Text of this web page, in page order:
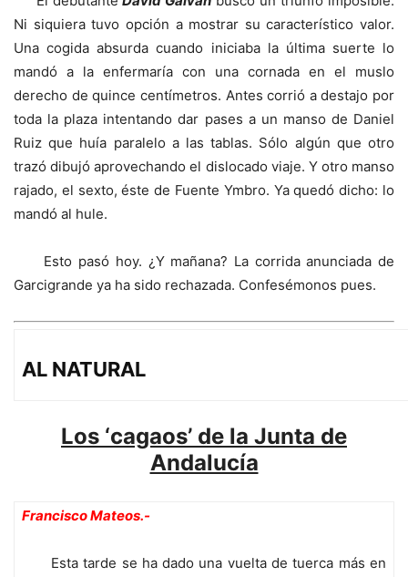
Ni siquiera tuvo opción a mostrar su característico valor.
Una cogida absurda cuando iniciaba la última suerte lo
mandó a la enfermaría con una cornada en el muslo
derecho de quince centímetros. Antes corrió a destajo por
toda la plaza intentando dar pases a un manso de Daniel
Ruiz que huía paralelo a las tablas. Sólo algún que otro
trazó dibujó aprovechando el dislocado viaje. Y otro manso
rajado, el sexto, éste de Fuente Ymbro. Ya quedó dicho: lo
mandó al hule.
Esto pasó hoy. ¿Y mañana? La corrida anunciada de
Garcigrande ya ha sido rechazada. Confesémonos pues.
AL NATURAL
Los ‘cagaos’ de la Junta de
Andalucía
Francisco Mateos.-
Esta tarde se ha dado una vuelta de tuerca más en